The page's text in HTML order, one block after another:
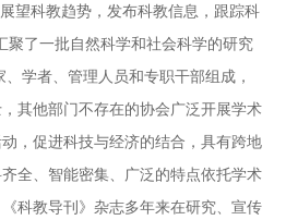
望科教趋势，发布科教信息，跟踪科
聚了一批自然科学和社会科学的研究
学者、管理人员和专职干部组成，
其他部门不存在的协会广泛开展学术
，促进科技与经济的结合，具有跨地
全、智能密集、广泛的特点依托学术
科教导刊》杂志多年来在研究、宣传